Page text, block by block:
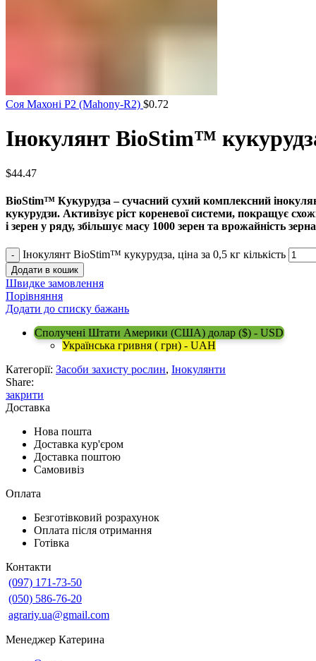
Соя Махоні Р2 (Mahony-R2) $0.72
Інокулянт BioStim™
$44.47
BioStim™ Кукурудза – сучасний сухий комплексний
кукурудзи. Активізує ріст кореневої системи, покращує
і зерен у ряду, збільшує масу 1000 зерен та врожайність
Інокулянт BioStim™ кукурудза, ціна за 0,5 кг кількість
Додати в кошик
Швидке замовлення
Порівняння
Додати до списку бажань
Сполучені Штати Америки (США) долар ($) - USD
Українська гривня ( грн) - UAH
Категорії: Засоби захисту рослин, Інокулянти
Share:
закрити
Доставка
Нова пошта
Доставка кур'єром
Доставка поштою
Самовивіз
Оплата
Безготівковий розрахунок
Оплата після отримання
Готівка
Контакти
(097) 171-73-50
(050) 586-76-20
agrariy.ua@gmail.com
Менеджер Катерина